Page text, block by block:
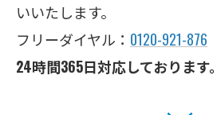
いいたします。
フリーダイヤル： 0120-921-876
24時間365日対応しております。